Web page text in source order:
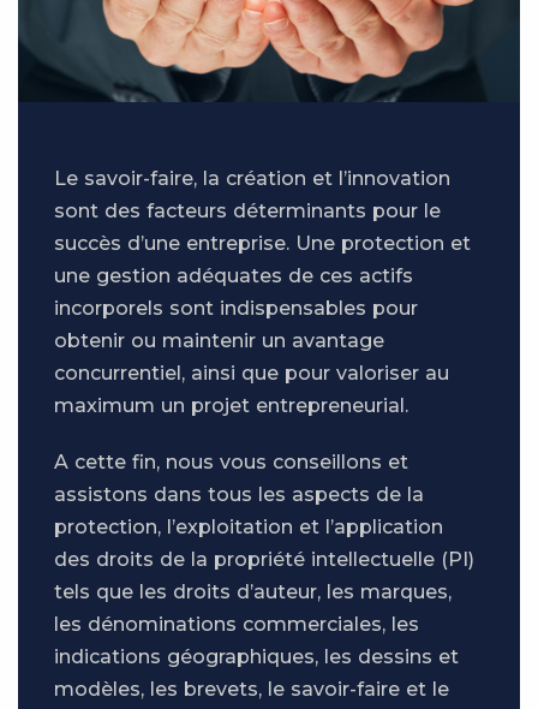
Le savoir-faire, la création et l’innovation
sont des facteurs déterminants pour le
succès d’une entreprise. Une protection et
une gestion adéquates de ces actifs
incorporels sont indispensables pour
obtenir ou maintenir un avantage
concurrentiel, ainsi que pour valoriser au
maximum un projet entrepreneurial.
A cette fin, nous vous conseillons et
assistons dans tous les aspects de la
protection, l’exploitation et l’application
des droits de la propriété intellectuelle (PI)
tels que les droits d’auteur, les marques,
les dénominations commerciales, les
indications géographiques, les dessins et
modèles, les brevets, le savoir-faire et le